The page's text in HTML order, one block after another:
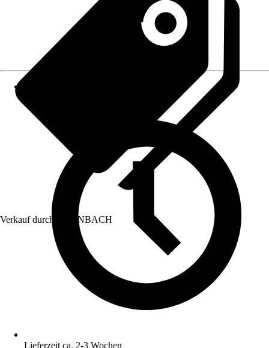
Verkauf durch: HORNBACH
Lieferzeit ca. 2-3 Wochen